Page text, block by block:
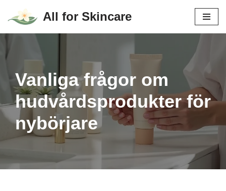
Hoppa
All for Skincare
Vanliga frågor om
hudvårdsprodukter för
nybörjare